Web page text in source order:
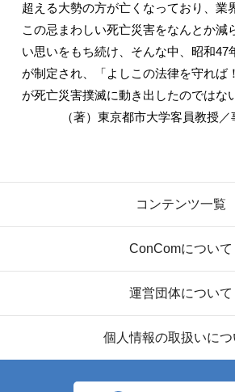
超える大勢の方が亡くなっており、業
この忌まわしい死亡災害をなんとか減
い思いをもち続け、そんな中、昭和47
が制定され、「よしこの法律を守れば
が死亡災害撲滅に動き出したのではな
（著）東京都市大学客員教授
コンテンツ一覧
ConComについて
運営団体について
個人情報の取扱いにつ